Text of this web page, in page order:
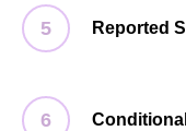
Reported